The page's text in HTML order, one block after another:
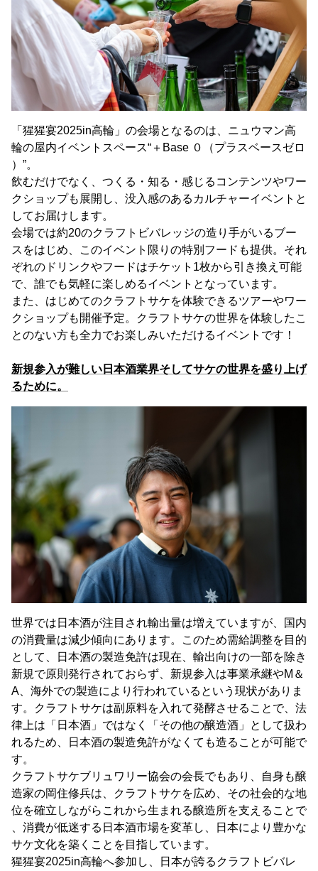
「猩猩宴2025in高輪」の会場となるのは、ニュウマン高
輪の屋内イベントスペース“＋Base ０（プラスベースゼロ
）”。
飲むだけでなく、つくる・知る・感じるコンテンツやワー
クショップも展開し、没入感のあるカルチャーイベントと
してお届けします。
会場では約20のクラフトビバレッジの造り手がいるブー
スをはじめ、このイベント限りの特別フードも提供。それ
ぞれのドリンクやフードはチケット1枚から引き換え可能
で、誰でも気軽に楽しめるイベントとなっています。
また、はじめてのクラフトサケを体験できるツアーやワー
クショップも開催予定。クラフトサケの世界を体験したこ
とのない方も全力でお楽しみいただけるイベントです！
新規参入が難しい日本酒業界そしてサケの世界を盛り上げ
るために。
世界では日本酒が注目され輸出量は増えていますが、国内
の消費量は減少傾向にあります。このため需給調整を目的
として、日本酒の製造免許は現在、輸出向けの一部を除き
新規で原則発行されておらず、新規参入は事業承継やM＆
A、海外での製造により行われているという現状がありま
す。クラフトサケは副原料を入れて発酵させることで、法
律上は「日本酒」ではなく「その他の醸造酒」として扱わ
れるため、日本酒の製造免許がなくても造ることが可能で
す。
クラフトサケブリュワリー協会の会長でもあり、自身も醸
造家の岡住修兵は、クラフトサケを広め、その社会的な地
位を確立しながらこれから生まれる醸造所を支えることで
、消費が低迷する日本酒市場を変革し、日本により豊かな
サケ文化を築くことを目指しています。
猩猩宴2025in高輪へ参加し、日本が誇るクラフトビバレ